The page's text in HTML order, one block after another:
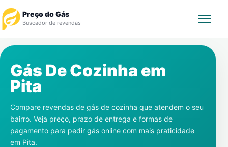
Preço do Gás
Buscador de revendas
Revendedor
Notícias
Cadastre-se
Gás De Cozinha em
Pita
Compare revendas de gás de cozinha que atendem o seu
bairro. Veja preço, prazo de entrega e formas de
pagamento para pedir gás online com mais praticidade
em Pita.